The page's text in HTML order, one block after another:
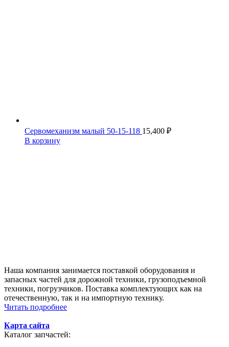
Сервомеханизм малый 50-15-118 15,400 ₽
В корзину
Наша компания занимается поставкой оборудования и
запасных частей для дорожной техники, грузоподъемной
техники, погрузчиков. Поставка комплектующих как на
отечественную, так и на импортную технику.
Читать подробнее
Карта сайта
Каталог запчастей: